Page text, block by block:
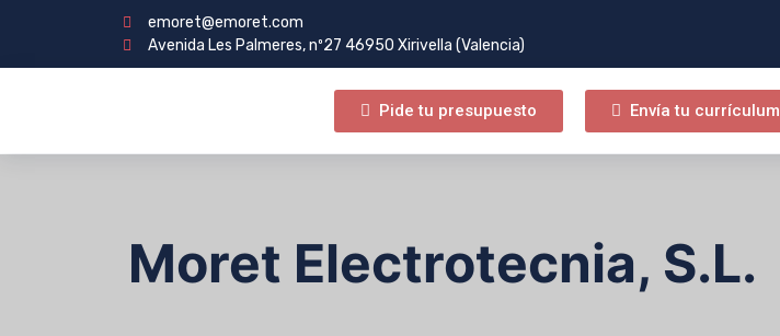
emoret@emoret.com
Avenida Les Palmeres, nº27 46950 Xirivella (Valencia)
Pide tu presupuesto Envía tu currículum
Moret Electrotecnia, S.L.